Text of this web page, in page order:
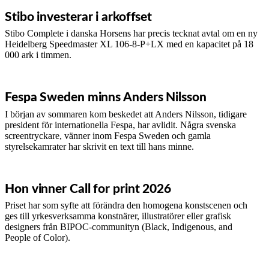
Stibo investerar i arkoffset
Stibo Complete i danska Horsens har precis tecknat avtal om en ny
Heidelberg Speedmaster XL 106-8-P+LX med en kapacitet på 18
000 ark i timmen.
Fespa Sweden minns Anders Nilsson
I början av sommaren kom beskedet att Anders Nilsson, tidigare
president för internationella Fespa, har avlidit. Några svenska
screentryckare, vänner inom Fespa Sweden och gamla
styrelsekamrater har skrivit en text till hans minne.
Hon vinner Call for print 2026
Priset har som syfte att förändra den homogena konstscenen och
ges till yrkesverksamma konstnärer, illustratörer eller grafisk
designers från BIPOC-communityn (Black, Indigenous, and
People of Color).